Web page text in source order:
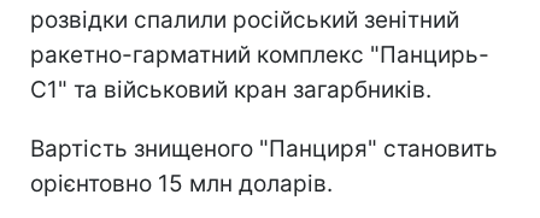
розвідки спалили російський зенітний
ракетно-гарматний комплекс "Панцирь-
С1" та військовий кран загарбників.
Вартість знищеного "Панциря" становить
орієнтовно 15 млн доларів.